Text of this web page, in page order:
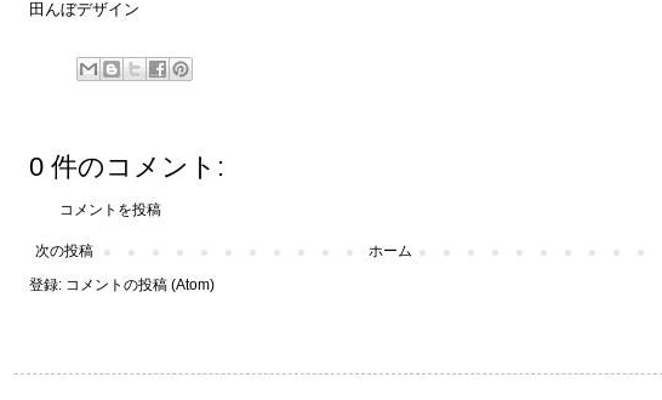
田んぼデザイン
0 件のコメント:
コメントを投稿
次の投稿
ホーム
登録: コメントの投稿 (Atom)